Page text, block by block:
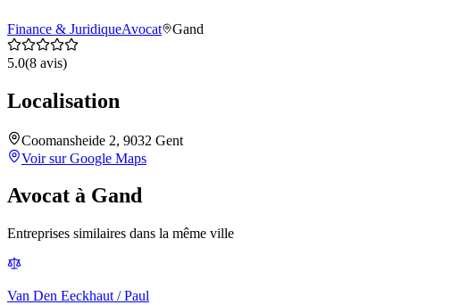
Finance & JuridiqueAvocat Gand
5.0(8 avis)
Localisation
Coomansheide 2, 9032 Gent
Voir sur Google Maps
Avocat à Gand
Entreprises similaires dans la même ville
Van Den Eeckhaut / Paul